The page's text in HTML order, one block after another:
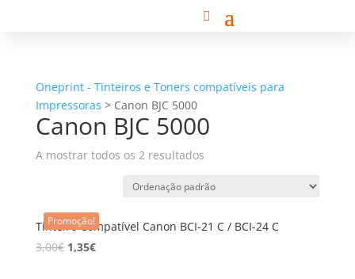
Oneprint - Tinteiros e Toners compatíveis para
Impressoras > Canon BJC 5000
Canon BJC 5000
A mostrar todos os 2 resultados
Promoção!
Tinteiro Compatível Canon BCI-21 C / BCI-24 C
3,00€ 1,35€